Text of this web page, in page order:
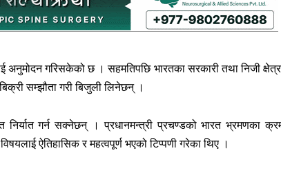
अनुमोदन गरिसकेको छ । सहमतिपछि भारतका सरकारी तथा निजी
सम्झौता गरी बिजुली लिनेछन् ।
गर्न सक्नेछन् । प्रधानमन्त्री प्रचण्डको भारत भ्रमणका
ऐतिहासिक र महत्वपूर्ण भएको टिप्पणी गरेका थिए ।